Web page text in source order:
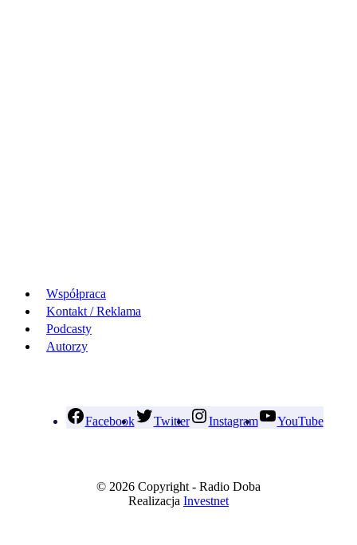
Współpraca
Kontakt / Reklama
Podcasty
Autorzy
Facebook Twitter Instagram YouTube
© 2026 Copyright - Radio Doba
Realizacja Investnet